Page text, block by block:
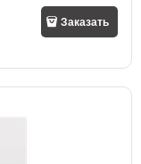
Заказать